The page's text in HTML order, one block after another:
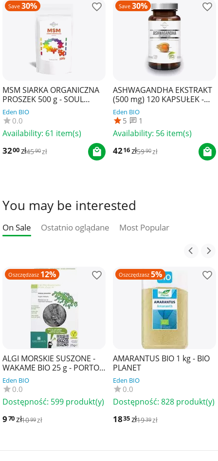
Save 30%
MSM SIARKA ORGANICZNA
PROSZEK 500 g - SOUL
FARM
Eden BIO
0.0
Availability: 61 item(s)
3200zł4590zł
Save 30%
ASHWAGANDHA EKSTRAKT
(500 mg) 120 KAPSUŁEK -
SOUL FARM
Eden BIO
5 1
Availability: 56 item(s)
4216zł5990zł
You may be interested
On Sale Ostatnio oglądane Most Popular
Oszczędzasz 12%
ALGI MORSKIE SUSZONE -
WAKAME BIO 25 g - PORTO
MUINOS
Eden BIO
0.0
Dostępność: 599 produkt(y)
970zł1099zł
Oszczędzasz 5%
AMARANTUS BIO 1 kg - BIO
PLANET
Eden BIO
0.0
Dostępność: 828 produkt(y)
1835zł1939zł